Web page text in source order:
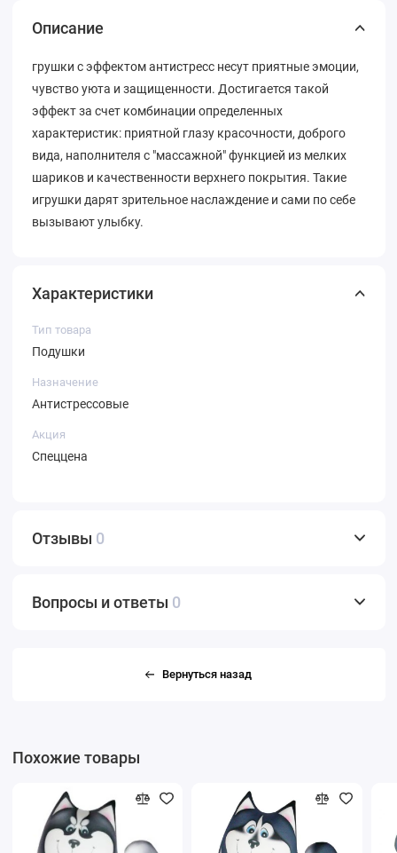
Описание
грушки с эффектом антистресс несут приятные эмоции,
чувство уюта и защищенности. Достигается такой
эффект за счет комбинации определенных
характеристик: приятной глазу красочности, доброго
вида, наполнителя с "массажной" функцией из мелких
шариков и качественности верхнего покрытия. Такие
игрушки дарят зрительное наслаждение и сами по себе
вызывают улыбку.
Характеристики
Тип товара
Подушки
Назначение
Антистрессовые
Акция
Спеццена
Отзывы 0
Вопросы и ответы 0
Вернуться назад
Похожие товары